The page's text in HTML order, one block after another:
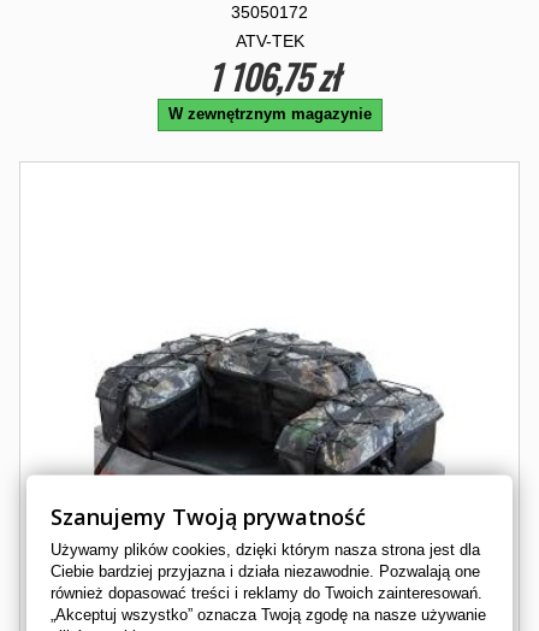
35050172
ATV-TEK
1 106,75 zł
W zewnętrznym magazynie
Szanujemy Twoją prywatność
Używamy plików cookies, dzięki którym nasza strona jest dla
Ciebie bardziej przyjazna i działa niezawodnie. Pozwalają one
również dopasować treści i reklamy do Twoich zainteresowań.
„Akceptuj wszystko” oznacza Twoją zgodę na nasze używanie